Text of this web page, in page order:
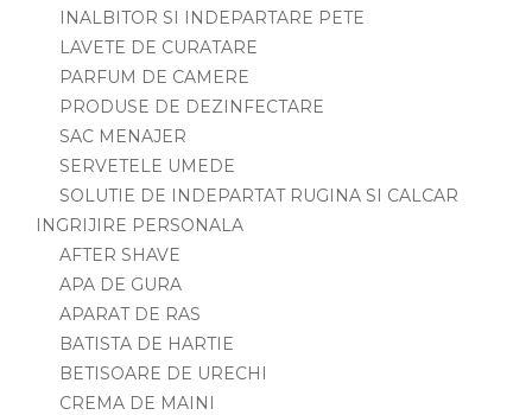
INALBITOR SI INDEPARTARE PETE
LAVETE DE CURATARE
PARFUM DE CAMERE
PRODUSE DE DEZINFECTARE
SAC MENAJER
SERVETELE UMEDE
SOLUTIE DE INDEPARTAT RUGINA SI CALCAR
INGRIJIRE PERSONALA
AFTER SHAVE
APA DE GURA
APARAT DE RAS
BATISTA DE HARTIE
BETISOARE DE URECHI
CREMA DE MAINI